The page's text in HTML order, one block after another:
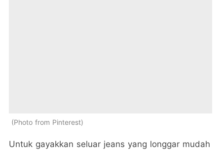
Photo from Pinterest
Untuk gayakkan seluar jeans yang longgar mudah